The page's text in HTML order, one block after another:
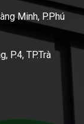
Minh, P.Phú
P.4, TP.Trà